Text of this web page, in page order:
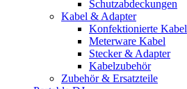
Schutzabdeckungen
Kabel & Adapter
Konfektionierte Kabel
Meterware Kabel
Stecker & Adapter
Kabelzubehör
Zubehör & Ersatzteile